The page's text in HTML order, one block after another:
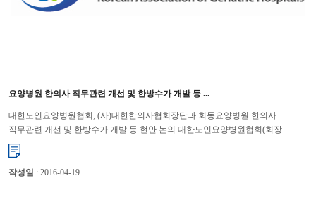
요양병원 한의사 직무관련 개선 및 한방수가 개발 등 ...
대한노인요양병원협회, (사)대한한의사협회장단과 회동요양병원 한의사
직무관련 개선 및 한방수가 개발 등 현안 논의 대한노인요양병원협회(회장
윤해영)와 (사)대한한의사협회(회장 김필건)는 11월 21일(목)에 ...
작성일 : 2016-04-19